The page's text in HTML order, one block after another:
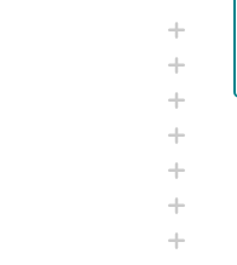
コピー機
ー・ポールハンガー
チンキャビネット
セサリーその他
ーブル
ブル・サイドテーブル
ル
ス（ゴミ箱）
具その他
機
加湿器
モニター類
チン家電・オフィス家電